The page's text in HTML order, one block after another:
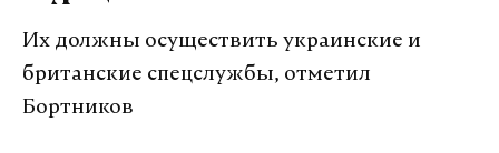
общество. Власти намерены уменьшить долю
нелегальных мигрантов и укрепить социальную
стабильность в стране. Подробности — в
материале Daily Storm.
Их должны осуществить украинские и
британские спецслужбы, отметил
Бортников